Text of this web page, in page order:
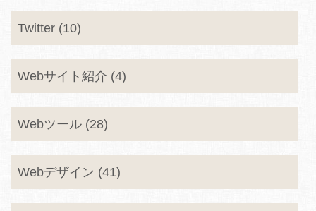
Twitter (10)
Webサイト紹介 (4)
Webツール (28)
Webデザイン (41)